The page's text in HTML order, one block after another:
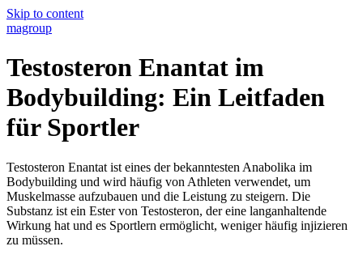
Skip to content
magroup
Testosteron Enantat im
Bodybuilding: Ein Leitfaden
für Sportler
Testosteron Enantat ist eines der bekanntesten Anabolika im
Bodybuilding und wird häufig von Athleten verwendet, um
Muskelmasse aufzubauen und die Leistung zu steigern. Die
Substanz ist ein Ester von Testosteron, der eine langanhaltende
Wirkung hat und es Sportlern ermöglicht, weniger häufig injizieren
zu müssen.